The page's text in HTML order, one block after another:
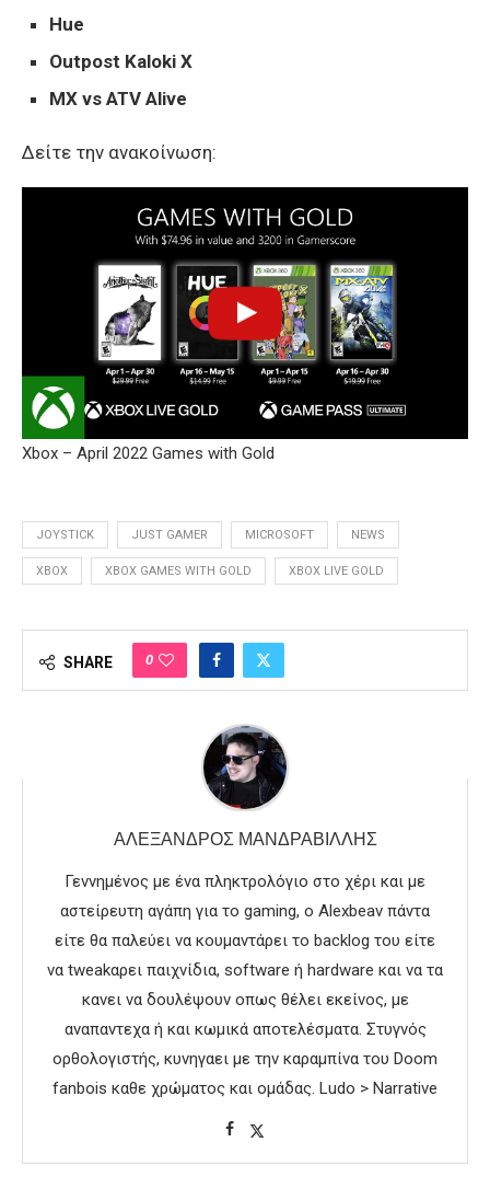
Hue
Outpost Kaloki X
MX vs ATV Alive
Δείτε την ανακοίνωση:
Xbox – April 2022 Games with Gold
JOYSTICK JUST GAMER MICROSOFT NEWS
XBOX XBOX GAMES WITH GOLD XBOX LIVE GOLD
SHARE 0
ΑΛΈΞΑΝΔΡΟΣ ΜΑΝΔΡΑΒΊΛΛΗΣ
Γεννημένος με ένα πληκτρολόγιο στο χέρι και με
αστείρευτη αγάπη για το gaming, ο Alexbeav πάντα
είτε θα παλεύει να κουμαντάρει το backlog του είτε
να tweakαρει παιχνίδια, software ή hardware και να τα
κανει να δουλέψουν οπως θέλει εκείνος, με
αναπαντεχα ή και κωμικά αποτελέσματα. Στυγνός
ορθολογιστής, κυνηγαει με την καραμπίνα του Doom
fanbois καθε χρώματος και ομάδας. Ludo > Narrative